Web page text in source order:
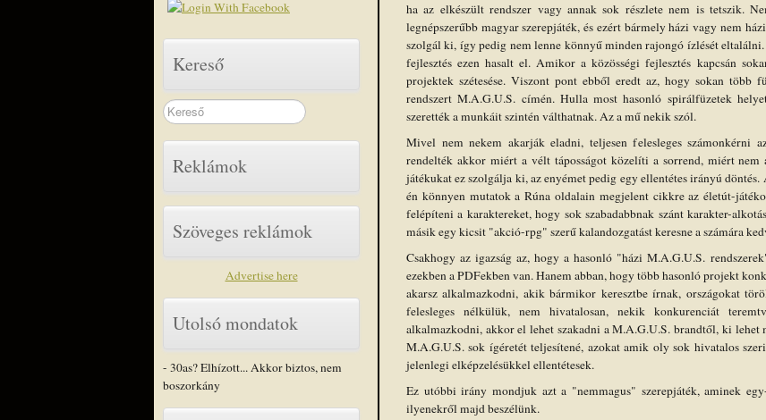
Kereső
Search
...
Reklámok
Szöveges reklámok
Advertise here
Utolsó mondatok
- 30as? Elhízott... Akkor biztos, nem
boszorkány
ha az elkészült rendszer vagy annak sok részlete nem is tetszik.
legnépszerűbb magyar szerepjáték, és ezért bármely házi vagy nem
szolgál ki, így pedig nem lenne könnyű minden rajongó ízlését
fejlesztés ezen hasalt el. Amikor a közösségi fejlesztés kapcsán
projektek szétesése. Viszont pont ebből eredt az, hogy sokan több
rendszert M.A.G.U.S. címén. Hulla most hasonló spirálfüzetek
szerették a munkáit szintén válthatnak. Az a mű nekik szól.
Mivel nem nekem akarják eladni, teljesen felesleges számonkérni
rendelték akkor miért a vélt táposságot közelíti a sorrend, miért
játékukat ez szolgálja ki, az enyémet pedig egy ellentétes irányú
én könnyen mutatok a Rúna oldalain megjelent cikkre az életút-
felépíteni a karaktereket, hogy sok szabadabbnak szánt karakter-
másik egy kicsit "akció-rpg" szerű kalandozgatást keresne a számára
Csakhogy az igazság az, hogy a hasonló "házi M.A.G.U.S.
ezekben a PDFekben van. Hanem abban, hogy több hasonló projekt
akarsz alkalmazkodni, akik bármikor keresztbe írnak, országokat
felesleges nélkülük, nem hivatalosan, nekik konkurenciát
alkalmazkodni, akkor el lehet szakadni a M.A.G.U.S. brandtől, ki
M.A.G.U.S. sok ígéretét teljesítené, azokat amik oly sok hivatalos
jelenlegi elképzelésükkel ellentétesek.
Ez utóbbi irány mondjuk azt a "nemmagus" szerepjáték, aminek
ilyenekről majd beszélünk.